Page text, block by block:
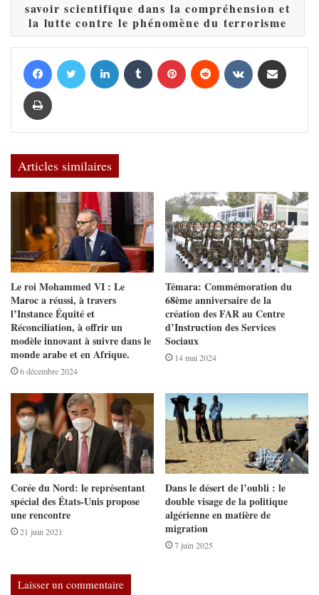
savoir scientifique dans la compréhension et
la lutte contre le phénomène du terrorisme
Articles similaires
Le roi Mohammed VI : Le
Maroc a réussi, à travers
l’Instance Équité et
Réconciliation, à offrir un
modèle innovant à suivre dans le
monde arabe et en Afrique.
6 décembre 2024
Témara: Commémoration du
68ème anniversaire de la
création des FAR au Centre
d’Instruction des Services
Sociaux
14 mai 2024
Corée du Nord: le représentant
spécial des États-Unis propose
une rencontre
21 juin 2021
Dans le désert de l’oubli : le
double visage de la politique
algérienne en matière de
migration
7 juin 2025
Laisser un commentaire